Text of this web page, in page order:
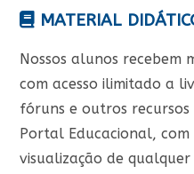
MATERIAL
Nossos alunos
com acesso ilimitado a
fóruns e outros recursos
Portal Educacional, com
visualização de